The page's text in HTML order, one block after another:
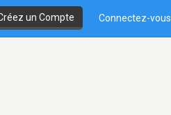
un Compte Connectez-vous